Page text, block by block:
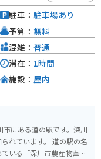
る道もあり、ツーリング
市にある道の駅です。深川
す。 道の駅の名
いる「深川市農産物直売
駐車： 駐車場あり
予算： 無料
混雑： 普通
滞在： 1時間
施設： 屋内